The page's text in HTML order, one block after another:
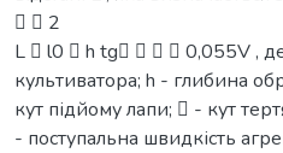
  2
L  l0  h tg    0,055V ,
культиватора; h - глибина
кут підйому лапи;  - кут
- поступальна швидкість